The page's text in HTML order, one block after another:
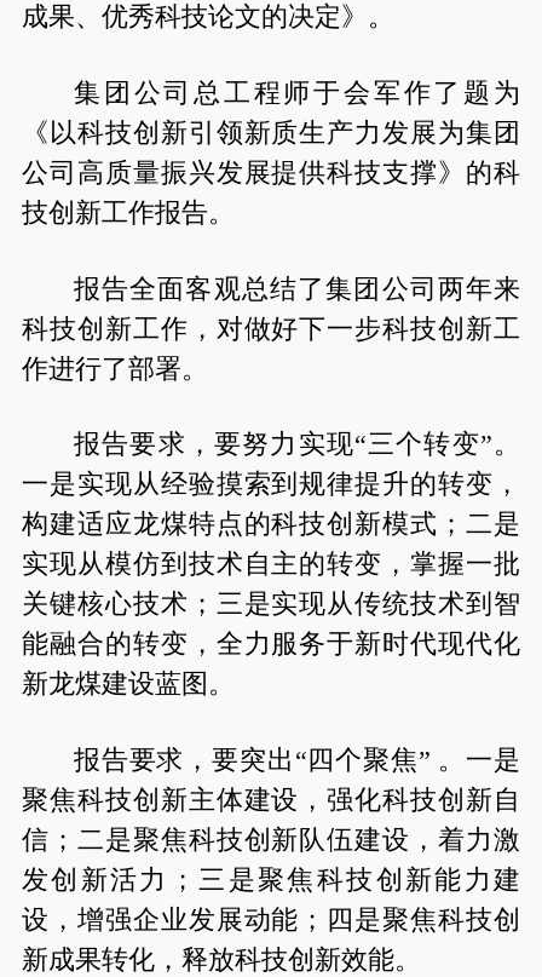
成果、优秀科技论文的决定》。
集团公司总工程师于会军作了题为
《以科技创新引领新质生产力发展为集团
公司高质量振兴发展提供科技支撑》的科
技创新工作报告。
报告全面客观总结了集团公司两年来
科技创新工作，对做好下一步科技创新工
作进行了部署。
报告要求，要努力实现“三个转变”。
一是实现从经验摸索到规律提升的转变，
构建适应龙煤特点的科技创新模式；二是
实现从模仿到技术自主的转变，掌握一批
关键核心技术；三是实现从传统技术到智
能融合的转变，全力服务于新时代现代化
新龙煤建设蓝图。
报告要求，要突出“四个聚焦” 。一是
聚焦科技创新主体建设，强化科技创新自
信；二是聚焦科技创新队伍建设，着力激
发创新活力；三是聚焦科技创新能力建
设，增强企业发展动能；四是聚焦科技创
新成果转化，释放科技创新效能。